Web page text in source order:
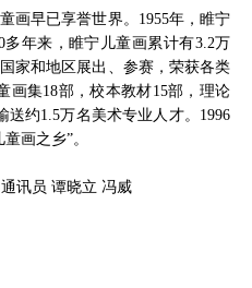
画早已享誉世界。1955年，睢宁
年来，睢宁儿童画累计有3.2万
家和地区展出、参赛，荣获各类
画集18部，校本教材15部，理论
约1.5万名美术专业人才。1996
画之乡”。
讯员 谭晓立 冯威